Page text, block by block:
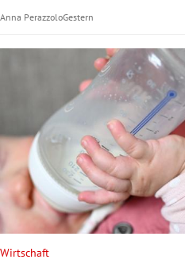
Anna PerazzoloGestern
Wirtschaft